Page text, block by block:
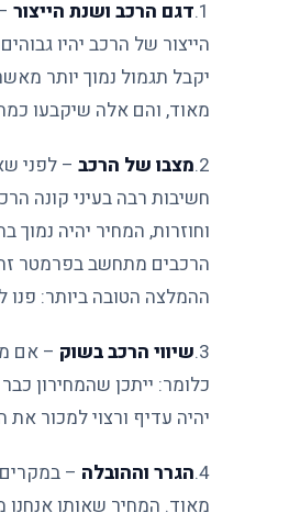
1. דגם הרכב ושנת הייצור
הייצור של הרכב יהיו
מאוד, והם אלה שיקבעו
2. מצבו של הרכב – לפני
וחוזרות, המחיר יהיה
הרכבים מתחשב בפרמטר זה
ההמלצה הטובה ביותר: פנו לקונה
3. שיווי הרכב בשוק
יהיה עדיף ורצוי למכור
4. הגרר וההובלה –
מאוד. המחיר שאותו אנחנו